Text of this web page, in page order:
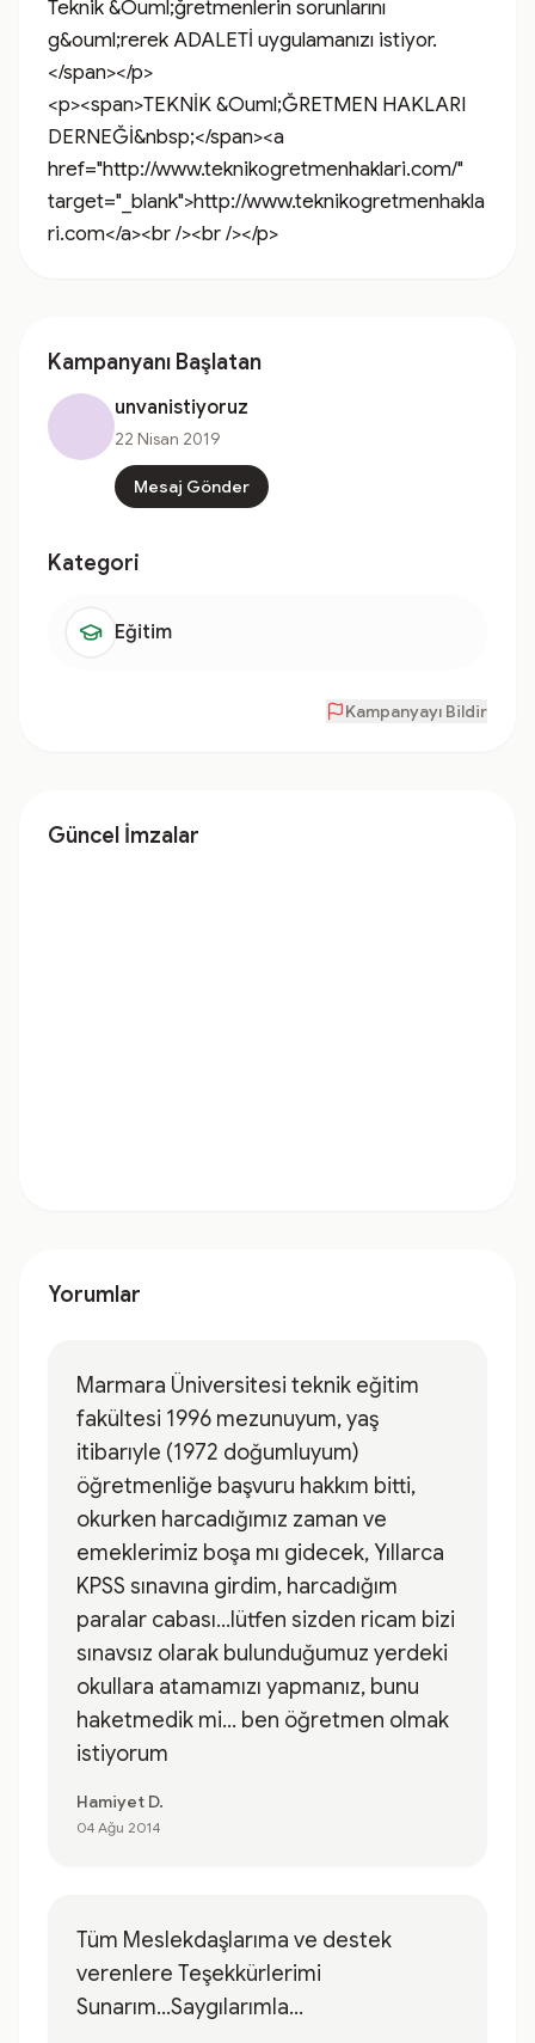
Teknik &Ouml;ğretmenlerin sorunlarını
g&ouml;rerek ADALETİ uygulamanızı istiyor.
</span></p>
<p><span>TEKNİK &Ouml;ĞRETMEN HAKLARI
DERNEĞİ&nbsp;</span><a
href="http://www.teknikogretmenhaklari.com/"
target="_blank">http://www.teknikogretmenhakla
ri.com</a><br /><br /></p>
Kampanyanı Başlatan
unvanistiyoruz
22 Nisan 2019
Mesaj Gönder
Kategori
Eğitim
Kampanyayı Bildir
Güncel İmzalar
Yorumlar
Marmara Üniversitesi teknik eğitim
fakültesi 1996 mezunuyum, yaş
itibarıyle (1972 doğumluyum)
öğretmenliğe başvuru hakkım bitti,
okurken harcadığımız zaman ve
emeklerimiz boşa mı gidecek, Yıllarca
KPSS sınavına girdim, harcadığım
paralar cabası...lütfen sizden ricam bizi
sınavsız olarak bulunduğumuz yerdeki
okullara atamamızı yapmanız, bunu
haketmedik mi... ben öğretmen olmak
istiyorum
Hamiyet D.
04 Ağu 2014
Tüm Meslekdaşlarıma ve destek
verenlere Teşekkürlerimi
Sunarım...Saygılarımla...